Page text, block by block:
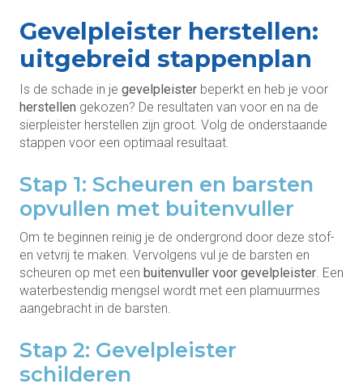
Gevelpleister herstellen:
uitgebreid stappenplan
Is de schade in je gevelpleister beperkt en heb je voor
herstellen gekozen? De resultaten van voor en na de
sierpleister herstellen zijn groot. Volg de onderstaande
stappen voor een optimaal resultaat.
Stap 1: Scheuren en barsten
opvullen met buitenvuller
Om te beginnen reinig je de ondergrond door deze stof-
en vetvrij te maken. Vervolgens vul je de barsten en
scheuren op met een buitenvuller voor gevelpleister. Een
waterbestendig mengsel wordt met een plamuurmes
aangebracht in de barsten.
Stap 2: Gevelpleister
schilderen